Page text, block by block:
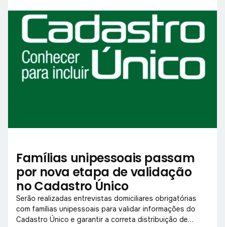
Famílias unipessoais passam
por nova etapa de validação
no Cadastro Único
Serão realizadas entrevistas domiciliares obrigatórias
com famílias unipessoais para validar informações do
Cadastro Único e garantir a correta distribuição de